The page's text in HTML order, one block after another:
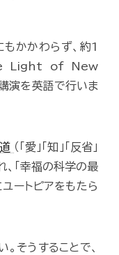
かかわらず、約1
Light of New
演を英語で行いま
（「愛」「知」「反省」
、「幸福の科学の最
ートピアをもたら
そうすることで、